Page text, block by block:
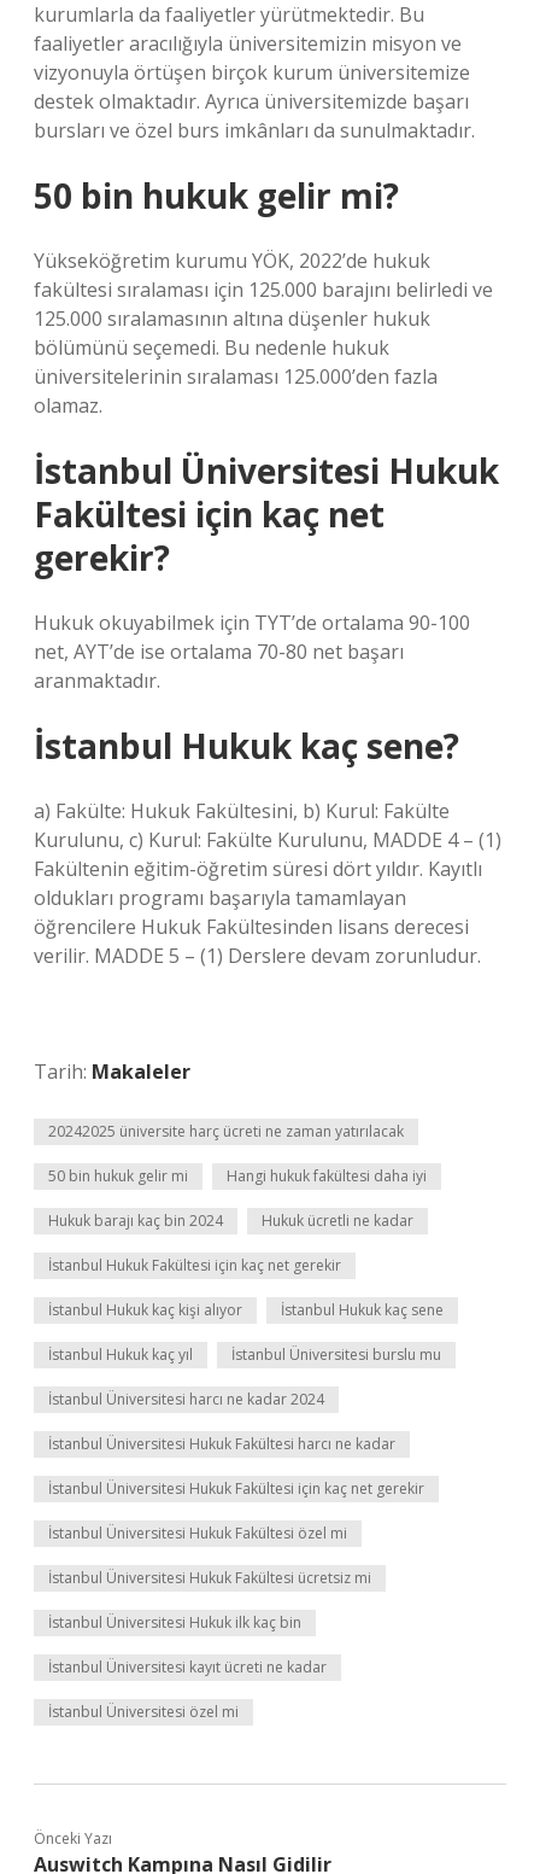
kurumlarla da faaliyetler yürütmektedir. Bu
faaliyetler aracılığıyla üniversitemizin misyon ve
vizyonuyla örtüşen birçok kurum üniversitemize
destek olmaktadır. Ayrıca üniversitemizde başarı
bursları ve özel burs imkânları da sunulmaktadır.
50 bin hukuk gelir mi?
Yükseköğretim kurumu YÖK, 2022’de hukuk
fakültesi sıralaması için 125.000 barajını belirledi ve
125.000 sıralamasının altına düşenler hukuk
bölümünü seçemedi. Bu nedenle hukuk
üniversitelerinin sıralaması 125.000’den fazla
olamaz.
İstanbul Üniversitesi Hukuk
Fakültesi için kaç net
gerekir?
Hukuk okuyabilmek için TYT’de ortalama 90-100
net, AYT’de ise ortalama 70-80 net başarı
aranmaktadır.
İstanbul Hukuk kaç sene?
a) Fakülte: Hukuk Fakültesini, b) Kurul: Fakülte
Kurulunu, c) Kurul: Fakülte Kurulunu, MADDE 4 – (1)
Fakültenin eğitim-öğretim süresi dört yıldır. Kayıtlı
oldukları programı başarıyla tamamlayan
öğrencilere Hukuk Fakültesinden lisans derecesi
verilir. MADDE 5 – (1) Derslere devam zorunludur.
Tarih: Makaleler
20242025 üniversite harç ücreti ne zaman yatırılacak
50 bin hukuk gelir mi Hangi hukuk fakültesi daha iyi
Hukuk barajı kaç bin 2024 Hukuk ücretli ne kadar
İstanbul Hukuk Fakültesi için kaç net gerekir
İstanbul Hukuk kaç kişi alıyor İstanbul Hukuk kaç sene
İstanbul Hukuk kaç yıl İstanbul Üniversitesi burslu mu
İstanbul Üniversitesi harcı ne kadar 2024
İstanbul Üniversitesi Hukuk Fakültesi harcı ne kadar
İstanbul Üniversitesi Hukuk Fakültesi için kaç net gerekir
İstanbul Üniversitesi Hukuk Fakültesi özel mi
İstanbul Üniversitesi Hukuk Fakültesi ücretsiz mi
İstanbul Üniversitesi Hukuk ilk kaç bin
İstanbul Üniversitesi kayıt ücreti ne kadar
İstanbul Üniversitesi özel mi
Önceki Yazı
Auswitch Kampına Nasıl Gidilir